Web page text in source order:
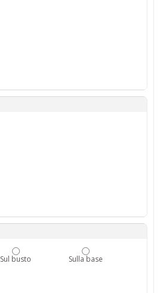
Sul busto Sulla base